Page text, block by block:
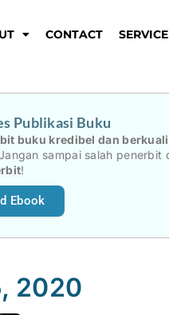
CONTACT SERVICE
Publikasi Buku
buku kredibel dan
sampai salah penerbit
!
Ebook
2020